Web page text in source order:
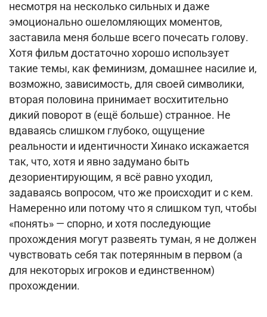
несмотря на несколько сильных и даже
эмоционально ошеломляющих моментов,
заставила меня больше всего почесать голову.
Хотя фильм достаточно хорошо использует
такие темы, как феминизм, домашнее насилие и,
возможно, зависимость, для своей символики,
вторая половина принимает восхитительно
дикий поворот в (ещё больше) странное. Не
вдаваясь слишком глубоко, ощущение
реальности и идентичности Хинако искажается
так, что, хотя и явно задумано быть
дезориентирующим, я всё равно уходил,
задаваясь вопросом, что же происходит и с кем.
Намеренно или потому что я слишком туп, чтобы
«понять» — спорно, и хотя последующие
прохождения могут развеять туман, я не должен
чувствовать себя так потерянным в первом (а
для некоторых игроков и единственном)
прохождении.